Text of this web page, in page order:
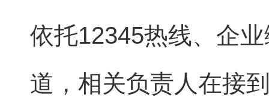
依托12345热线、企
道，相关负责人在接